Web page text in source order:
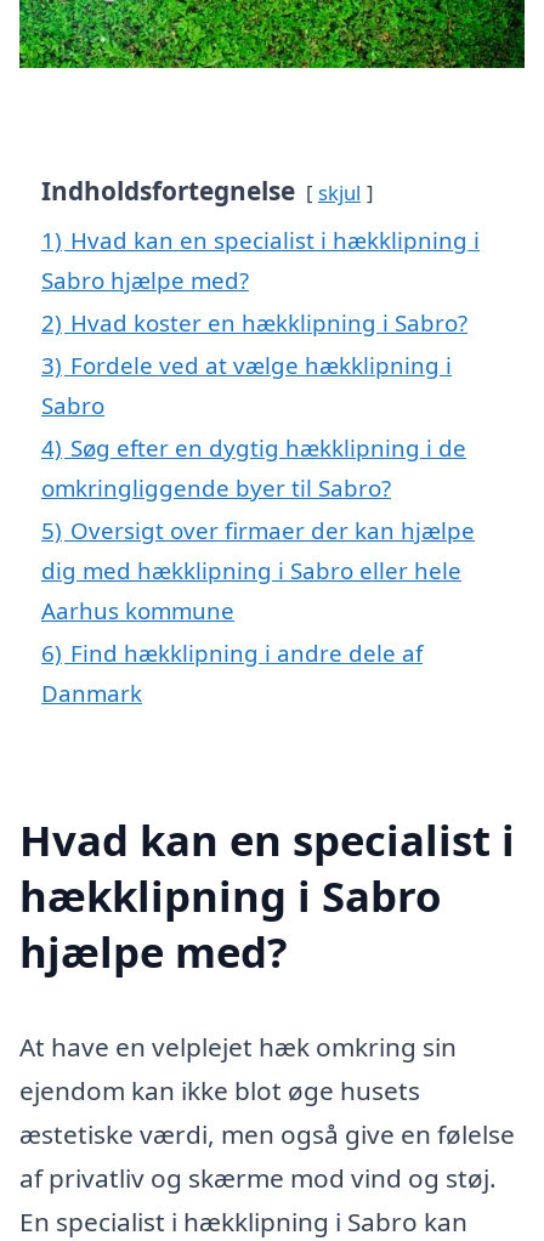
Indholdsfortegnelse skjul
1) Hvad kan en specialist i hækklipning i
Sabro hjælpe med?
2) Hvad koster en hækklipning i Sabro?
3) Fordele ved at vælge hækklipning i
Sabro
4) Søg efter en dygtig hækklipning i de
omkringliggende byer til Sabro?
5) Oversigt over firmaer der kan hjælpe
dig med hækklipning i Sabro eller hele
Aarhus kommune
6) Find hækklipning i andre dele af
Danmark
Hvad kan en specialist i
hækklipning i Sabro
hjælpe med?
At have en velplejet hæk omkring sin
ejendom kan ikke blot øge husets
æstetiske værdi, men også give en følelse
af privatliv og skærme mod vind og støj.
En specialist i hækklipning i Sabro kan